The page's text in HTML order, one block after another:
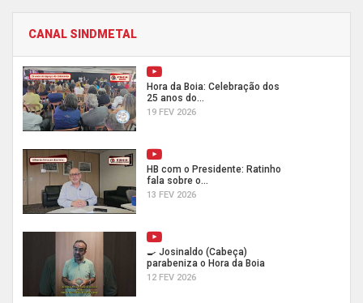
CANAL SINDMETAL
Hora da Boia: Celebração dos
25 anos do...
19 FEV 2026
HB com o Presidente: Ratinho
fala sobre o...
13 FEV 2026
🍳 Josinaldo (Cabeça)
parabeniza o Hora da Boia
12 FEV 2026